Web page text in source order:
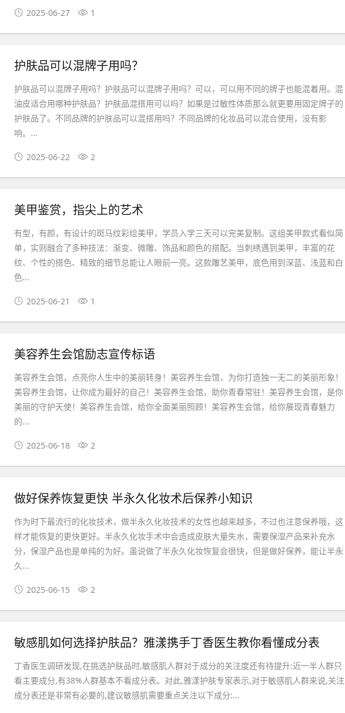
2025-06-27 1
护肤品可以混牌子用吗？
护肤品可以混牌子用吗？护肤品可以混牌子用吗？可以，可以用不同的牌子也能混着用。混
油皮适合用哪种护肤品？护肤品混搭用可以吗？如果是过敏性体质那么就更要用固定牌子的
护肤品了。不同品牌的护肤品可以混搭用吗？不同品牌的化妆品可以混合使用，没有影
响。...
2025-06-22 2
美甲鉴赏，指尖上的艺术
有型，有颜，有设计的斑马纹彩绘美甲，学员入学三天可以完美复制。这组美甲款式看似简
单，实则融合了多种技法：渐变、微雕、饰品和颜色的搭配。当刺绣遇到美甲，丰富的花
纹、个性的搭色、精致的细节总能让人眼前一亮。这款雕艺美甲，底色用到深蓝、浅蓝和白
色...
2025-06-21 1
美容养生会馆励志宣传标语
美容养生会馆，点亮你人生中的美丽转身！美容养生会馆，为你打造独一无二的美丽形象！
美容养生会馆，让你成为最好的自己！美容养生会馆，助你青春常驻！美容养生会馆，是你
美丽的守护天使！美容养生会馆，给你全面美丽照顾！美容养生会馆，给你展现青春魅力
的...
2025-06-18 2
做好保养恢复更快 半永久化妆术后保养小知识
作为时下最流行的化妆技术，做半永久化妆技术的女性也越来越多，不过也注意保养哦，这
样才能恢复的更快更好。半永久化妆手术中会造成皮肤大量失水，需要保湿产品来补充水
分，保湿产品也是单纯的为好。虽说做了半永久化妆恢复会很快，但是做好保养，能让半永
久...
2025-06-15 2
敏感肌如何选择护肤品？雅漾携手丁香医生教你看懂成分表
丁香医生调研发现,在挑选护肤品时,敏感肌人群对于成分的关注度还有待提升:近一半人群只
看主要成分,有38%人群基本不看成分表。对此,雅漾护肤专家表示,对于敏感肌人群来说,关注
成分表还是非常有必要的,建议敏感肌需要重点关注以下成分:...